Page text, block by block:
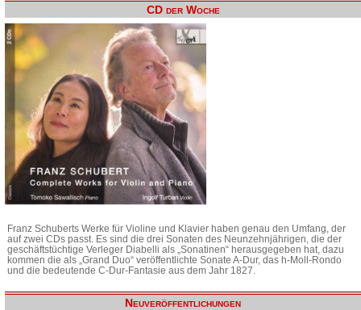
CD der Woche
Franz Schuberts Werke für Violine und Klavier haben genau den Umfang, der
auf zwei CDs passt. Es sind die drei Sonaten des Neunzehnjährigen, die der
geschäftstüchtige Verleger Diabelli als „Sonatinen“ herausgegeben hat, dazu
kommen die als „Grand Duo“ veröffentlichte Sonate A-Dur, das h-Moll-Rondo
und die bedeutende C-Dur-Fantasie aus dem Jahr 1827.
Neuveröffentlichungen